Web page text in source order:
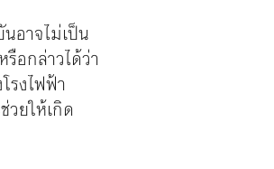
อาจไม่เป็น
อกล่าวได้ว่า
รงไฟฟ้า
ยให้เกิด